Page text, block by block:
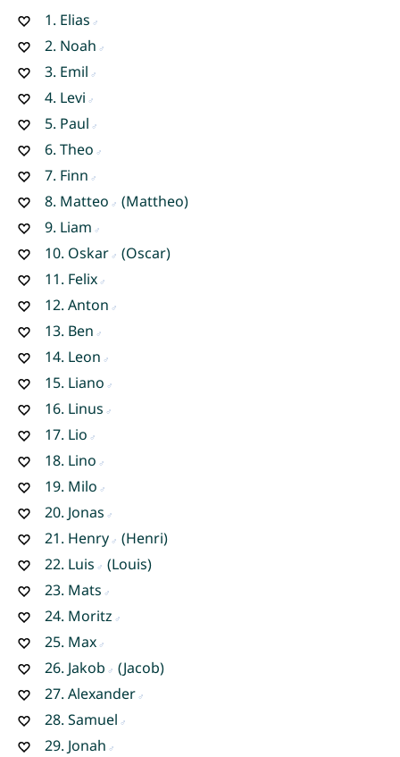
1. Elias
2. Noah
3. Emil
4. Levi
5. Paul
6. Theo
7. Finn
8. Matteo
(Mattheo)
9. Liam
10. Oskar
(Oscar)
11. Felix
12. Anton
13. Ben
14. Leon
15. Liano
16. Linus
17. Lio
18. Lino
19. Milo
20. Jonas
21. Henry
(Henri)
22. Luis
(Louis)
23. Mats
24. Moritz
25. Max
26. Jakob
(Jacob)
27. Alexander
28. Samuel
29. Jonah